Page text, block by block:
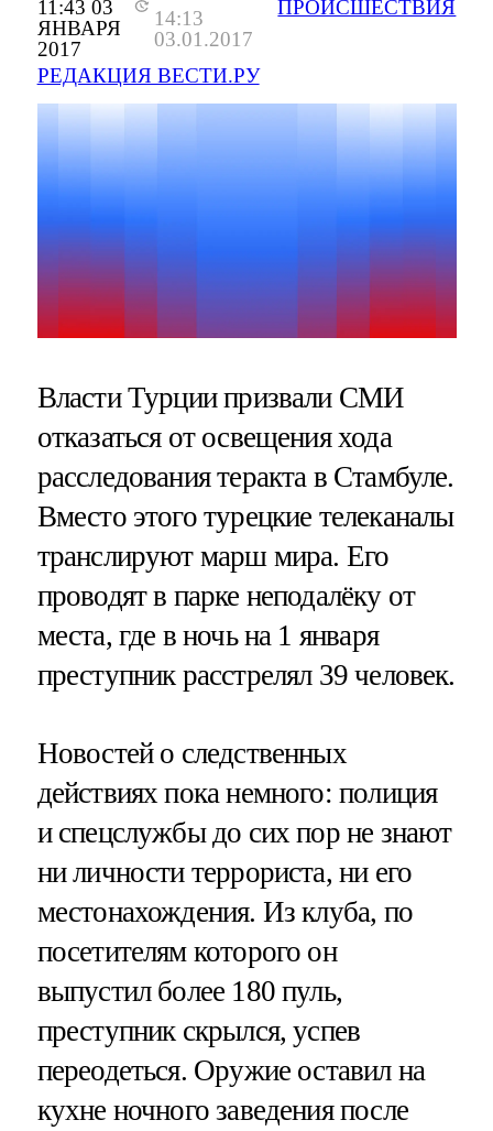
11:43 03
ЯНВАРЯ
2017
14:13
03.01.2017
РЕДАКЦИЯ ВЕСТИ.РУ
ПРОИСШЕСТВИЯ
Власти Турции призвали СМИ
отказаться от освещения хода
расследования теракта в Стамбуле.
Вместо этого турецкие телеканалы
транслируют марш мира. Его
проводят в парке неподалёку от
места, где в ночь на 1 января
преступник расстрелял 39 человек.
Новостей о следственных
действиях пока немного: полиция
и спецслужбы до сих пор не знают
ни личности террориста, ни его
местонахождения. Из клуба, по
посетителям которого он
выпустил более 180 пуль,
преступник скрылся, успев
переодеться. Оружие оставил на
кухне ночного заведения после